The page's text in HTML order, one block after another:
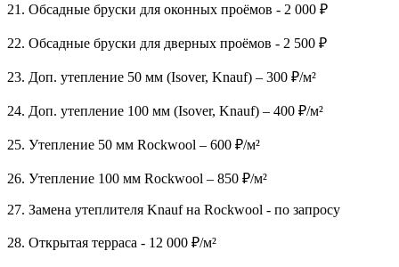
21. Обсадные бруски для оконных проёмов - 2 000 ₽
22. Обсадные бруски для дверных проёмов - 2 500 ₽
23. Доп. утепление 50 мм (Isover, Knauf) – 300 ₽/м²
24. Доп. утепление 100 мм (Isover, Knauf) – 400 ₽/м²
25. Утепление 50 мм Rockwool – 600 ₽/м²
26. Утепление 100 мм Rockwool – 850 ₽/м²
27. Замена утеплителя Knauf на Rockwool - по запросу
28. Открытая терраса - 12 000 ₽/м²